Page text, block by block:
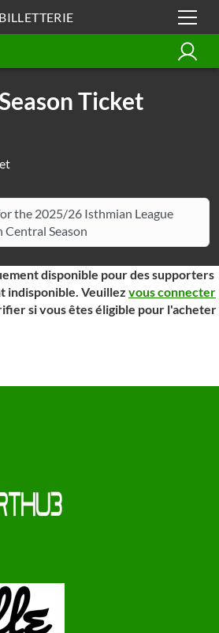
Ticket
the 2025/26 Isthmian League
Central Season
disponible pour des supporters
indisponible. Veuillez vous connecter
si vous êtes éligible pour l'acheter